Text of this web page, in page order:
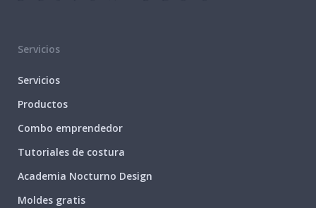
Servicios
Servicios
Productos
Combo emprendedor
Tutoriales de costura
Academia Nocturno Design
Moldes gratis